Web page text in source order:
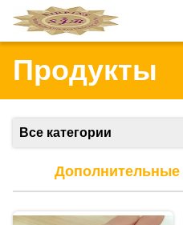
Продукты
Все категории
Дополнительные